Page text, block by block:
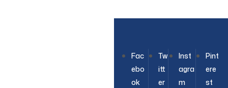
Fac
ebo
ok
Tw
itt
er
Inst
agra
m
Pint
ere
st